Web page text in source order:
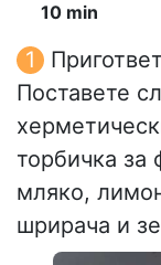
10 min
Поставете
торбичка за
мляко,
шрирача и